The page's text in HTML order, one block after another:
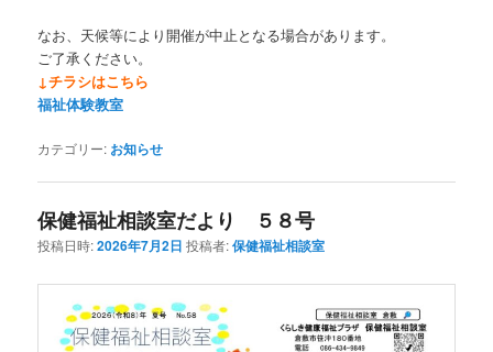
なお、天候等により開催が中止となる場合があります。
ご了承ください。
↓チラシはこちら
福祉体験教室
カテゴリー: お知らせ
保健福祉相談室だより ５８号
投稿日時:2026年7月2日 投稿者:保健福祉相談室